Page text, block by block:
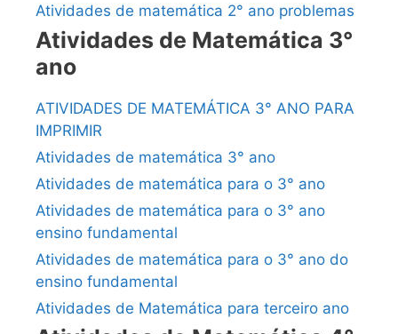
Atividades de matemática 2° ano problemas
Atividades de Matemática 3°
ano
ATIVIDADES DE MATEMÁTICA 3° ANO PARA
IMPRIMIR
Atividades de matemática 3° ano
Atividades de matemática para o 3° ano
Atividades de matemática para o 3° ano
ensino fundamental
Atividades de matemática para o 3° ano do
ensino fundamental
Atividades de Matemática para terceiro ano